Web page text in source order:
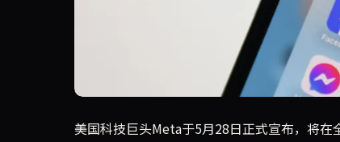
Meta宣布在全球范围推出Instagram、
美国科技巨头Meta于5月28日正式宣布，将